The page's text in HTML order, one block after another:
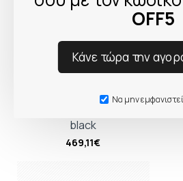
OFF5
Κάνε τώρα την
Να μην
Samsung Galaxy XCover7
black
469,11€